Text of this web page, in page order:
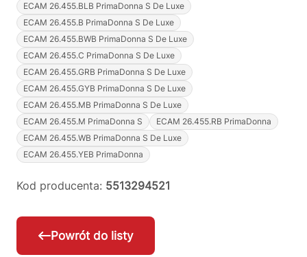
ECAM 26.455.BLB PrimaDonna S De Luxe
ECAM 26.455.B PrimaDonna S De Luxe
ECAM 26.455.BWB PrimaDonna S De Luxe
ECAM 26.455.C PrimaDonna S De Luxe
ECAM 26.455.GRB PrimaDonna S De Luxe
ECAM 26.455.GYB PrimaDonna S De Luxe
ECAM 26.455.MB PrimaDonna S De Luxe
ECAM 26.455.M PrimaDonna S
ECAM 26.455.RB PrimaDonna
ECAM 26.455.WB PrimaDonna S De Luxe
ECAM 26.455.YEB PrimaDonna
Kod producenta: 5513294521
Powrót do listy